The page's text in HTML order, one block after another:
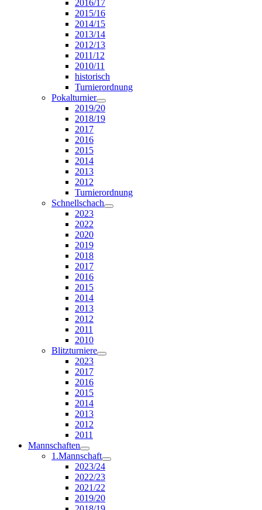
2016/17
2015/16
2014/15
2013/14
2012/13
2011/12
2010/11
historisch
Turnierordnung
Pokalturnier
2019/20
2018/19
2017
2016
2015
2014
2013
2012
Turnierordnung
Schnellschach
2023
2022
2020
2019
2018
2017
2016
2015
2014
2013
2012
2011
2010
Blitzturniere
2023
2017
2016
2015
2014
2013
2012
2011
Mannschaften
1.Mannschaft
2023/24
2022/23
2021/22
2019/20